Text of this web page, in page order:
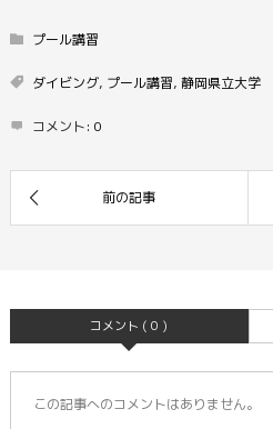
プール講習
ダイビング, プール講習, 静岡県立大学
コメント: 0
コメント ( 0 )
この記事へのコメントはありません。